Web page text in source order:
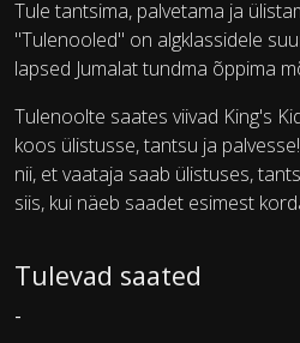
Tule tantsima, palvetama ja
"Tulenooled" on algklassidele
lapsed Jumalat tundma õppima
Tulenoolte saates viivad King's
koos ülistusse, tantsu ja
nii, et vaataja saab ülistuses,
siis, kui näeb saadet esimest
Tulevad saated
-